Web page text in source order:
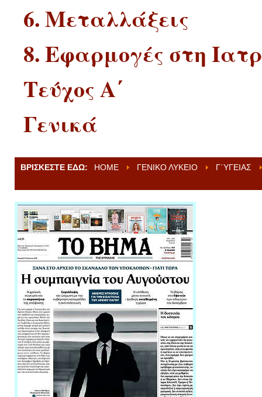
6. Μεταλλάξεις
8. Εφαρμογές στη
Τεύχος Α΄
Γενικά
ΒΡΊΣΚΕΣΤΕ ΕΔΏ: HOME ΓΕΝΙΚΌ ΛΎΚΕΙΟ Γ΄ΥΓΕΊΑΣ